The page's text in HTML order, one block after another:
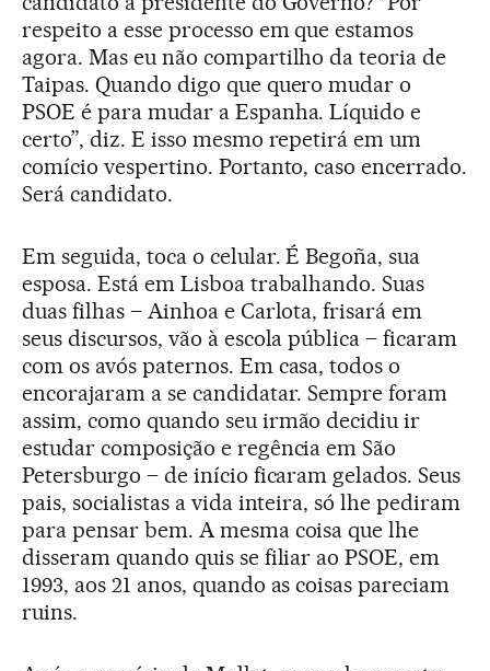
respeito a esse processo em que estamos
agora. Mas eu não compartilho da teoria de
Taipas. Quando digo que quero mudar o
PSOE é para mudar a Espanha. Líquido e
certo”, diz. E isso mesmo repetirá em um
comício vespertino. Portanto, caso encerrado.
Será candidato.
Em seguida, toca o celular. É Begoña, sua
esposa. Está em Lisboa trabalhando. Suas
duas filhas – Ainhoa e Carlota, frisará em
seus discursos, vão à escola pública – ficaram
com os avós paternos. Em casa, todos o
encorajaram a se candidatar. Sempre foram
assim, como quando seu irmão decidiu ir
estudar composição e regência em São
Petersburgo – de início ficaram gelados. Seus
pais, socialistas a vida inteira, só lhe pediram
para pensar bem. A mesma coisa que lhe
disseram quando quis se filiar ao PSOE, em
1993, aos 21 anos, quando as coisas pareciam
ruins.